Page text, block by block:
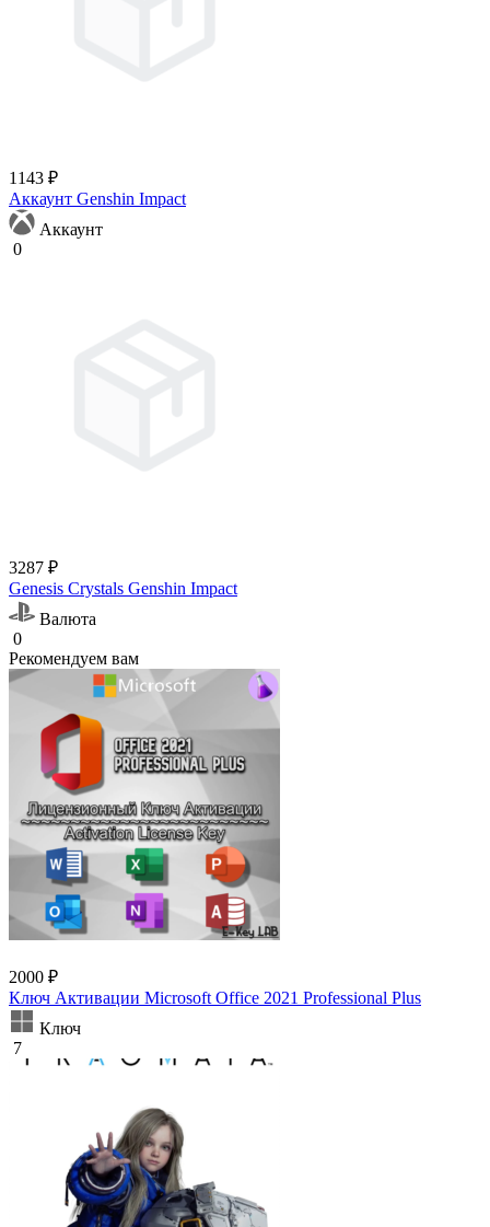
1143 ₽
Аккаунт Genshin Impact
Аккаунт
0
3287 ₽
Genesis Crystals Genshin Impact
Валюта
0
Рекомендуем вам
2000 ₽
Ключ Активации Microsoft Office 2021 Professional Plus
Ключ
7